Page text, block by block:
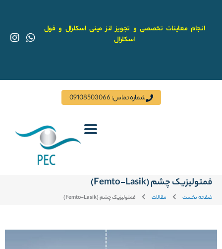
انجام معاینات تخصصی و تجویز لنز مینی اسکلرال و فول
اسکلرال
W
s
I
a
شماره تماس: 09108503066
فمتولیزیک چشم (Femto-Lasik)
ضفحه نخست مقالات فمتولیزیک چشم (Femto-Lasik)